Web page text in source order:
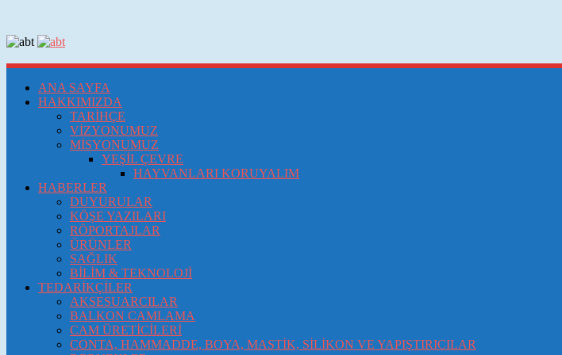
ANA SAYFA
HAKKIMIZDA
TARİHÇE
VİZYONUMUZ
MİSYONUMUZ
YEŞİL ÇEVRE
HAYVANLARI KORUYALIM
HABERLER
DUYURULAR
KÖŞE YAZILARI
RÖPORTAJLAR
ÜRÜNLER
SAĞLIK
BİLİM & TEKNOLOJİ
TEDARİKÇİLER
AKSESUARCILAR
BALKON CAMLAMA
CAM ÜRETİCİLERİ
CONTA, HAMMADDE, BOYA, MASTİK, SİLİKON VE YAPIŞTIRICILAR